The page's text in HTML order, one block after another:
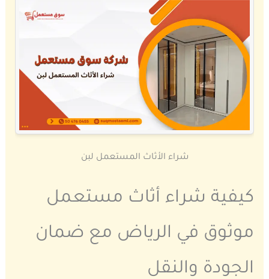
شراء الأثاث المستعمل لبن
كيفية شراء أثاث مستعمل
موثوق في الرياض مع ضمان
الجودة والنقل